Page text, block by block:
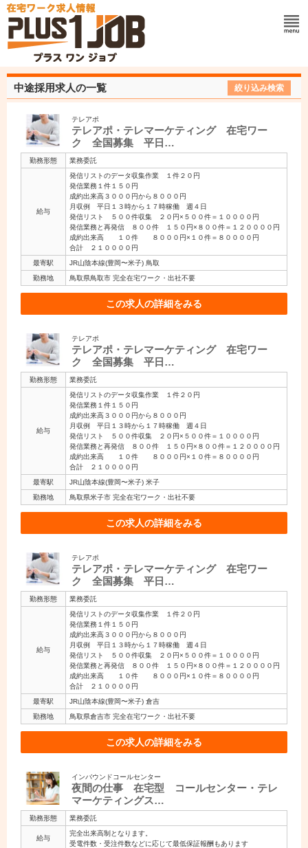
中途採用求人の一覧 絞り込み検索
テレアポ
テレアポ・テレマーケティング 在宅ワー
ク 全国募集 平日…
勤務形態 業務委託
給与
発信リストのデータ収集作業 １件２０円
発信業務１件１５０円
成約出来高３０００円から８０００円
月収例 平日１３時から１７時稼働 週４日
発信リスト ５００件収集 ２０円×５００件＝１００００円
発信業務と再発信 ８００件 １５０円×８００件＝１２００００円
成約出来高 １０件 ８０００円×１０件＝８００００円
合計 ２１００００円
最寄駅
JR山陰本線(豊岡〜米子) 鳥取
勤務地
鳥取県鳥取市 完全在宅ワーク・出社不要
この求人の詳細をみる
テレアポ
テレアポ・テレマーケティング 在宅ワー
ク 全国募集 平日…
勤務形態 業務委託
給与
発信リストのデータ収集作業 １件２０円
発信業務１件１５０円
成約出来高３０００円から８０００円
月収例 平日１３時から１７時稼働 週４日
発信リスト ５００件収集 ２０円×５００件＝１００００円
発信業務と再発信 ８００件 １５０円×８００件＝１２００００円
成約出来高 １０件 ８０００円×１０件＝８００００円
合計 ２１００００円
最寄駅
JR山陰本線(豊岡〜米子) 米子
勤務地
鳥取県米子市 完全在宅ワーク・出社不要
この求人の詳細をみる
テレアポ
テレアポ・テレマーケティング 在宅ワー
ク 全国募集 平日…
勤務形態 業務委託
給与
発信リストのデータ収集作業 １件２０円
発信業務１件１５０円
成約出来高３０００円から８０００円
月収例 平日１３時から１７時稼働 週４日
発信リスト ５００件収集 ２０円×５００件＝１００００円
発信業務と再発信 ８００件 １５０円×８００件＝１２００００円
成約出来高 １０件 ８０００円×１０件＝８００００円
合計 ２１００００円
最寄駅
JR山陰本線(豊岡〜米子) 倉吉
勤務地
鳥取県倉吉市 完全在宅ワーク・出社不要
この求人の詳細をみる
インバウンドコールセンター
夜間の仕事 在宅型 コールセンター・テレ
マーケティングス…
勤務形態 業務委託
給与
完全出来高制となります。
受電件数・受注件数などに応じて最低保証報酬もあります